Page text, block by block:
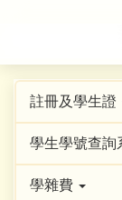
要
容
註冊及學生證
學生學號查詢
學雜費